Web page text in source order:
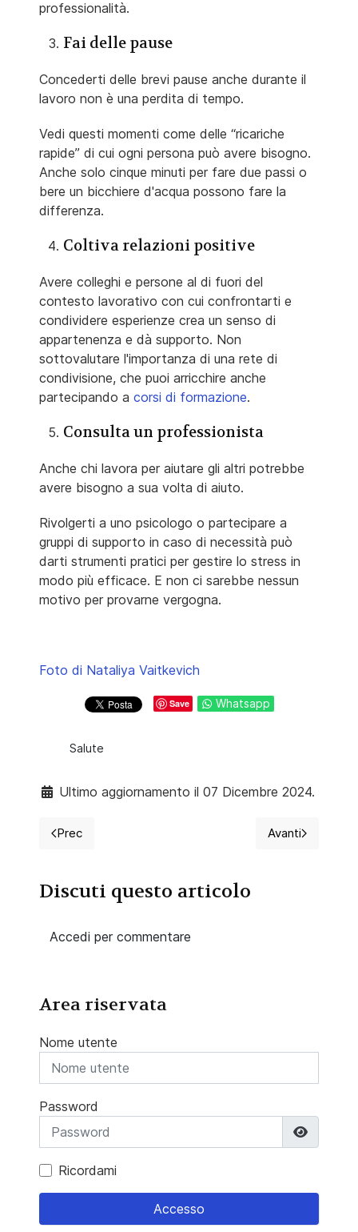
professionalità.
Fai delle pause
Concederti delle brevi pause anche durante il
lavoro non è una perdita di tempo.
Vedi questi momenti come delle “ricariche
rapide” di cui ogni persona può avere bisogno.
Anche solo cinque minuti per fare due passi o
bere un bicchiere d'acqua possono fare la
differenza.
Coltiva relazioni positive
Avere colleghi e persone al di fuori del
contesto lavorativo con cui confrontarti e
condividere esperienze crea un senso di
appartenenza e dà supporto. Non
sottovalutare l'importanza di una rete di
condivisione, che puoi arricchire anche
partecipando a corsi di formazione.
Consulta un professionista
Anche chi lavora per aiutare gli altri potrebbe
avere bisogno a sua volta di aiuto.
Rivolgerti a uno psicologo o partecipare a
gruppi di supporto in caso di necessità può
darti strumenti pratici per gestire lo stress in
modo più efficace. E non ci sarebbe nessun
motivo per provarne vergogna.
Foto di Nataliya Vaitkevich
Save Whatsapp
Salute
Ultimo aggiornamento il 07 Dicembre 2024.
Articolo precedente: Christmas Blues, cos'è quella
Prec Articolo
Avanti
Discuti questo articolo
Accedi per commentare
Area riservata
Nome utente
Password
Ricordami
Accesso